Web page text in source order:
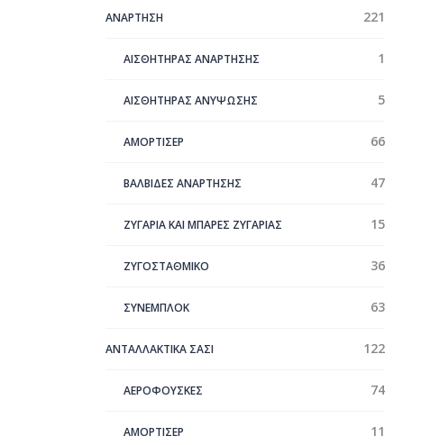
ΑΝΑΡΤΗΣΗ 221
ΑΙΣΘΗΤΗΡΑΣ ΑΝΑΡΤΗΣΗΣ 1
ΑΙΣΘΗΤΗΡΑΣ ΑΝΥΨΩΣΗΣ 5
ΑΜΟΡΤΙΣΕΡ 66
ΒΑΛΒΙΔΕΣ ΑΝΑΡΤΗΣΗΣ 47
ΖΥΓΑΡΙΑ ΚΑΙ ΜΠΑΡΕΣ ΖΥΓΑΡΙΑΣ 15
ΖΥΓΟΣΤΑΘΜΙΚΟ 36
ΣYΝΕΜΠΛΟΚ 63
ΑΝΤΑΛΛΑΚΤΙΚΑ ΣΑΣΙ 122
ΑΕΡΟΦΟΥΣΚΕΣ 74
ΑΜΟΡΤΙΣΕΡ 11